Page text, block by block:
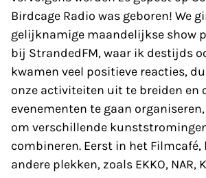
Birdcage Radio was geboren! We
gelijknamige maandelijkse show
bij StrandedFM, waar ik destijds
kwamen veel positieve reacties,
onze activiteiten uit te breiden en
evenementen te gaan
om verschillende
combineren. Eerst in het Filmcafé,
andere plekken, zoals EKKO, NAR,